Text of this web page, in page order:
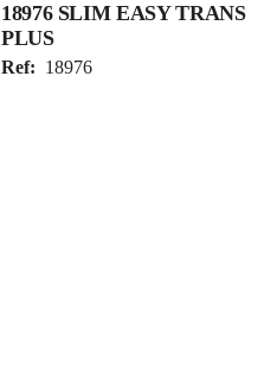
18976 SLIM EASY TRANS
PLUS
Ref: 18976